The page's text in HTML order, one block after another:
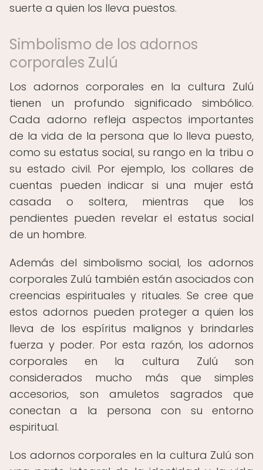
suerte a quien los lleva puestos.
Simbolismo de los adornos
corporales Zulú
Los adornos corporales en la cultura Zulú
tienen un profundo significado simbólico.
Cada adorno refleja aspectos importantes
de la vida de la persona que lo lleva puesto,
como su estatus social, su rango en la tribu o
su estado civil. Por ejemplo, los collares de
cuentas pueden indicar si una mujer está
casada o soltera, mientras que los
pendientes pueden revelar el estatus social
de un hombre.
Además del simbolismo social, los adornos
corporales Zulú también están asociados con
creencias espirituales y rituales. Se cree que
estos adornos pueden proteger a quien los
lleva de los espíritus malignos y brindarles
fuerza y poder. Por esta razón, los adornos
corporales en la cultura Zulú son
considerados mucho más que simples
accesorios, son amuletos sagrados que
conectan a la persona con su entorno
espiritual.
Los adornos corporales en la cultura Zulú son